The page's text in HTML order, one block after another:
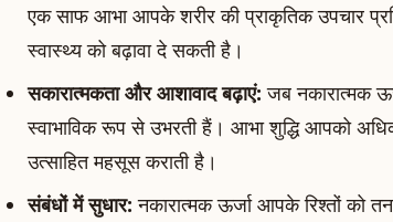
एक साफ आभा आपके शरीर की प्राकृतिक उपचार
स्वास्थ्य को बढ़ावा दे सकती है।
सकारात्मकता और आशावाद बढ़ाएं: जब नकारात्मक
स्वाभाविक रूप से उभरती हैं। आभा शुद्धि आपको
उत्साहित महसूस कराती है।
संबंधों में सुधार: नकारात्मक ऊर्जा आपके रिश्तों को